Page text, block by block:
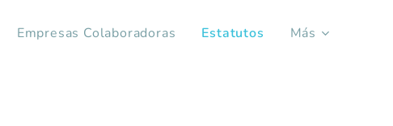
Empresas Colaboradoras Estatutos Más